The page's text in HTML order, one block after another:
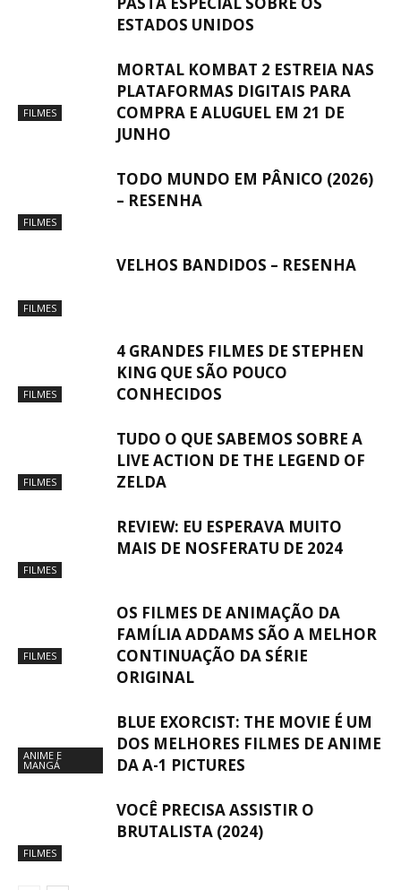
ESTADOS UNIDOS
FILMES
MORTAL KOMBAT 2 ESTREIA NAS
PLATAFORMAS DIGITAIS PARA
COMPRA E ALUGUEL EM 21 DE
JUNHO
FILMES
TODO MUNDO EM PÂNICO (2026)
– RESENHA
FILMES
VELHOS BANDIDOS – RESENHA
FILMES
4 GRANDES FILMES DE STEPHEN
KING QUE SÃO POUCO
CONHECIDOS
FILMES
TUDO O QUE SABEMOS SOBRE A
LIVE ACTION DE THE LEGEND OF
ZELDA
FILMES
REVIEW: EU ESPERAVA MUITO
MAIS DE NOSFERATU DE 2024
FILMES
OS FILMES DE ANIMAÇÃO DA
FAMÍLIA ADDAMS SÃO A MELHOR
CONTINUAÇÃO DA SÉRIE
ORIGINAL
ANIME E
MANGÁ
BLUE EXORCIST: THE MOVIE É UM
DOS MELHORES FILMES DE ANIME
DA A-1 PICTURES
FILMES
VOCÊ PRECISA ASSISTIR O
BRUTALISTA (2024)